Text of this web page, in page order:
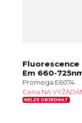
Fluorescence
Em 660-
Promega E6074
Cena NA
NELZE OBJEDNAT